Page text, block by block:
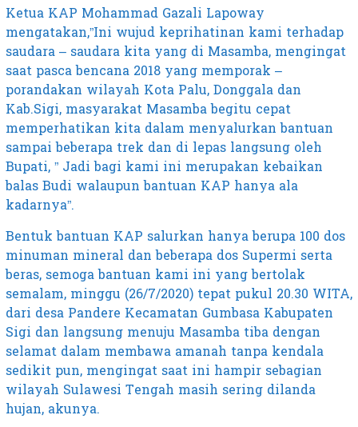
Ketua KAP Mohammad Gazali Lapoway
mengatakan,”Ini wujud keprihatinan kami terhadap
saudara – saudara kita yang di Masamba, mengingat
saat pasca bencana 2018 yang memporak –
porandakan wilayah Kota Palu, Donggala dan
Kab.Sigi, masyarakat Masamba begitu cepat
memperhatikan kita dalam menyalurkan bantuan
sampai beberapa trek dan di lepas langsung oleh
Bupati, ” Jadi bagi kami ini merupakan kebaikan
balas Budi walaupun bantuan KAP hanya ala
kadarnya”.
Bentuk bantuan KAP salurkan hanya berupa 100 dos
minuman mineral dan beberapa dos Supermi serta
beras, semoga bantuan kami ini yang bertolak
semalam, minggu (26/7/2020) tepat pukul 20.30 WITA,
dari desa Pandere Kecamatan Gumbasa Kabupaten
Sigi dan langsung menuju Masamba tiba dengan
selamat dalam membawa amanah tanpa kendala
sedikit pun, mengingat saat ini hampir sebagian
wilayah Sulawesi Tengah masih sering dilanda
hujan, akunya.